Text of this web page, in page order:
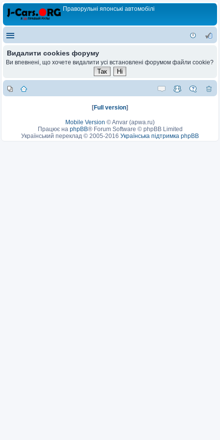
Праворульні японські автомобілі
Видалити cookies форуму
Ви впевнені, що хочете видалити усі встановлені форумом файли cookie?
[Full version]
Mobile Version ©Anvar (apwa.ru)
Працює на phpBB® Forum Software © phpBB Limited
Український переклад © 2005-2016 Українська підтримка phpBB